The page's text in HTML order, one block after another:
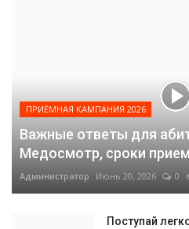
ПРИЁМНАЯ КАМПАНИЯ 2026
Важные ответы для
Медосмотр, сроки
Администратор Июнь 20, 2026 0
Поступай